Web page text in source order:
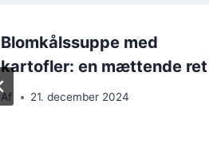
Blomkålssuppe med
kartofler: en mættende ret
Af 21. december 2024